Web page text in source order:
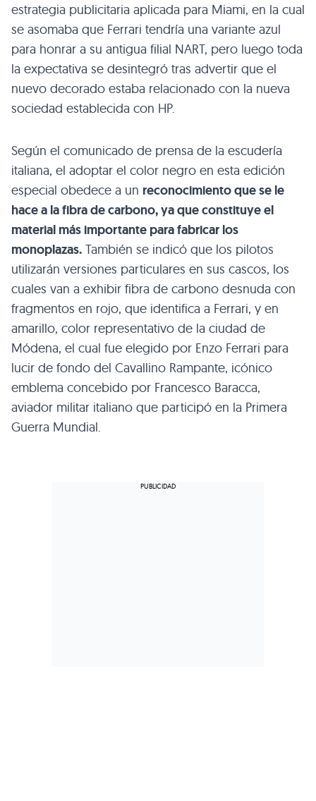
estrategia publicitaria aplicada para Miami, en la cual
se asomaba que Ferrari tendría una variante azul
para honrar a su antigua filial NART, pero luego toda
la expectativa se desintegró tras advertir que el
nuevo decorado estaba relacionado con la nueva
sociedad establecida con HP.
Según el comunicado de prensa de la escudería
italiana, el adoptar el color negro en esta edición
especial obedece a un reconocimiento que se le
hace a la fibra de carbono, ya que constituye el
material más importante para fabricar los
monoplazas. También se indicó que los pilotos
utilizarán versiones particulares en sus cascos, los
cuales van a exhibir fibra de carbono desnuda con
fragmentos en rojo, que identifica a Ferrari, y en
amarillo, color representativo de la ciudad de
Módena, el cual fue elegido por Enzo Ferrari para
lucir de fondo del Cavallino Rampante, icónico
emblema concebido por Francesco Baracca,
aviador militar italiano que participó en la Primera
Guerra Mundial.